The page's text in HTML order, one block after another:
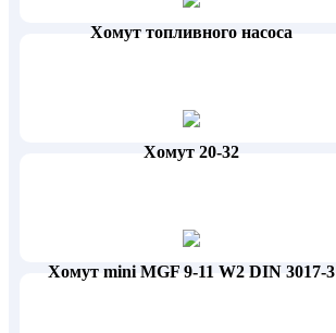
Хомут топливного насоса
Хомут 20-32
Хомут mini MGF 9-11 W2 DIN 3017-3